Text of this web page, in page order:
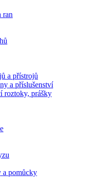
ran
a přístrojů
a příslušenství
roztoky, prášky
a pomůcky